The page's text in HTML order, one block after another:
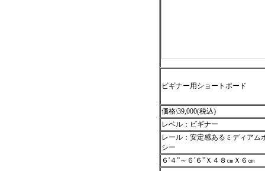
ビギナー用ショートボード
価格\39,000(税込)
レベル：ビギナー
レール：安定感あるミディアム
シー
６'４”～６'６”Ｘ４８㎝Ｘ６㎝